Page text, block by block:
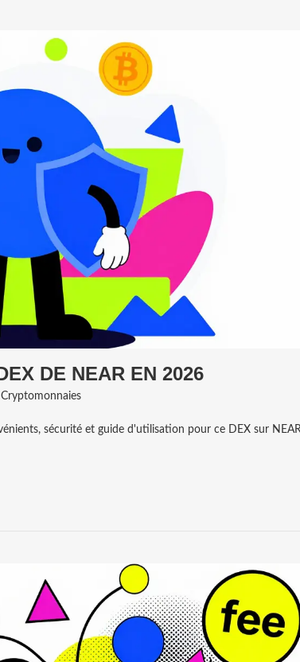
DE NEAR EN 2026
Cryptomonnaies
sécurité et guide d'utilisation pour ce DEX sur